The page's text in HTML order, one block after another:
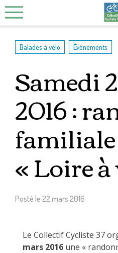
Skip
to
Balades à vélo Événements
Samedi
2016 :
« Loire
Posté le 22 mars 2016
Le Collectif Cycliste 37
mars 2016 une «